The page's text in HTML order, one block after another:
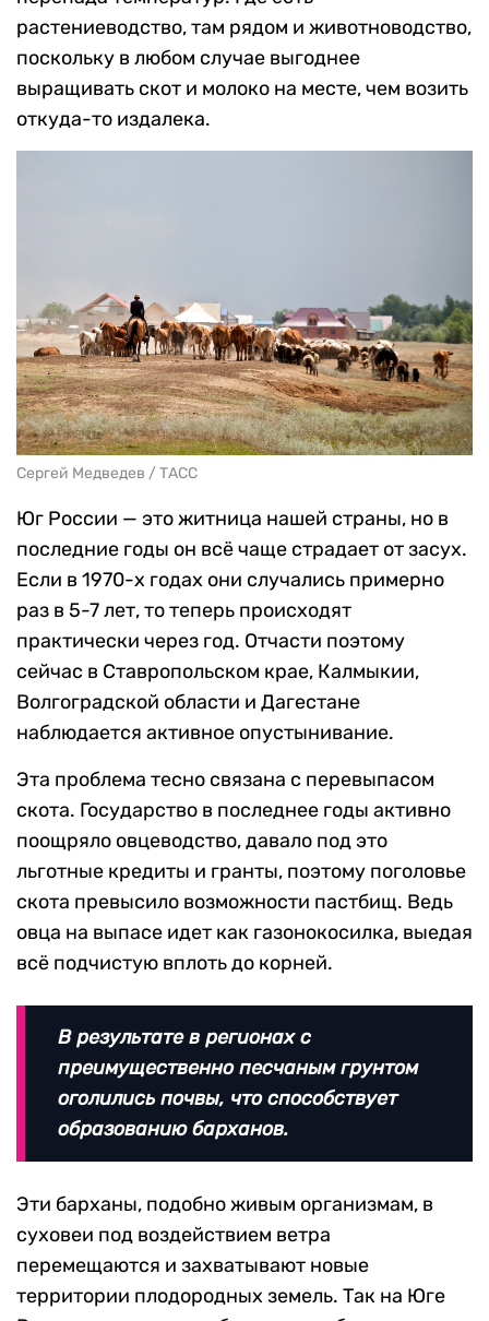
растениеводство, там рядом и животноводство,
поскольку в любом случае выгоднее
выращивать скот и молоко на месте, чем возить
откуда-то издалека.
Сергей Медведев / ТАСС
Юг России — это житница нашей страны, но в
последние годы он всё чаще страдает от засух.
Если в 1970-х годах они случались примерно
раз в 5-7 лет, то теперь происходят
практически через год. Отчасти поэтому
сейчас в Ставропольском крае, Калмыкии,
Волгоградской области и Дагестане
наблюдается активное опустынивание.
Эта проблема тесно связана с перевыпасом
скота. Государство в последнее годы активно
поощряло овцеводство, давало под это
льготные кредиты и гранты, поэтому поголовье
скота превысило возможности пастбищ. Ведь
овца на выпасе идет как газонокосилка, выедая
всё подчистую вплоть до корней.
В результате в регионах с
преимущественно песчаным грунтом
оголились почвы, что способствует
образованию барханов.
Эти барханы, подобно живым организмам, в
суховеи под воздействием ветра
перемещаются и захватывают новые
территории плодородных земель. Так на Юге